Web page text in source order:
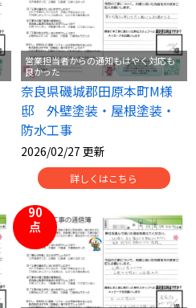
営業担当者からの通知もはやく対応も
良かった
奈良県磯城郡田原本町M様
邸 外壁塗装・屋根塗装・
防水工事
2026/02/27 更新
詳しくはこちら
90
点